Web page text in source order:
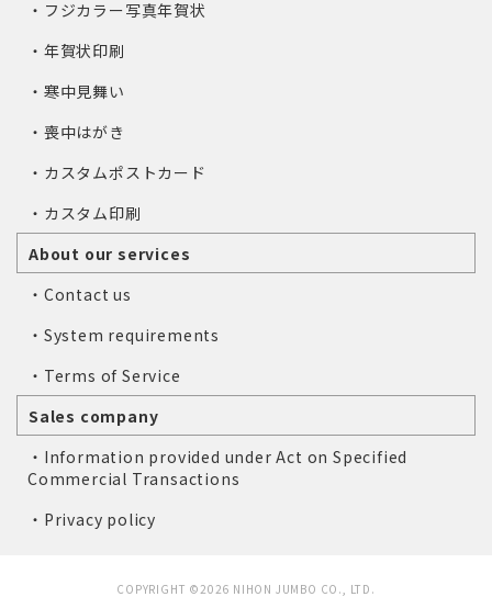
・フジカラー写真年賀状
・年賀状印刷
・寒中見舞い
・喪中はがき
・カスタムポストカード
・カスタム印刷
About our services
・Contact us
・System requirements
・Terms of Service
Sales company
・Information provided under Act on Specified
Commercial Transactions
・Privacy policy
COPYRIGHT ©2026 NIHON JUMBO CO., LTD.